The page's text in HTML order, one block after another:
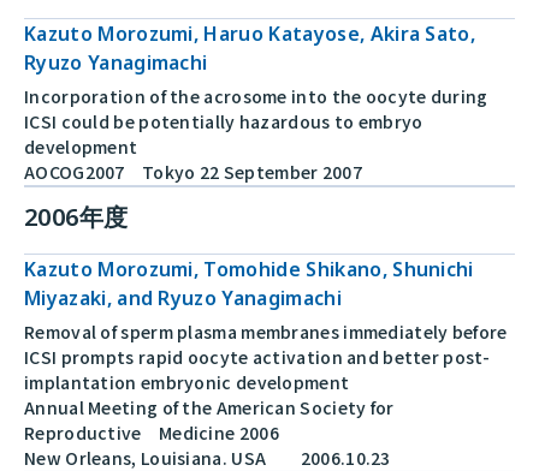
Kazuto Morozumi, Haruo Katayose, Akira Sato,
Ryuzo Yanagimachi
Incorporation of the acrosome into the oocyte during
ICSI could be potentially hazardous to embryo
development
AOCOG2007 Tokyo 22 September 2007
2006年度
Kazuto Morozumi, Tomohide Shikano, Shunichi
Miyazaki, and Ryuzo Yanagimachi
Removal of sperm plasma membranes immediately before
ICSI prompts rapid oocyte activation and better post-
implantation embryonic development
Annual Meeting of the American Society for
Reproductive Medicine 2006
New Orleans, Louisiana. USA 2006.10.23